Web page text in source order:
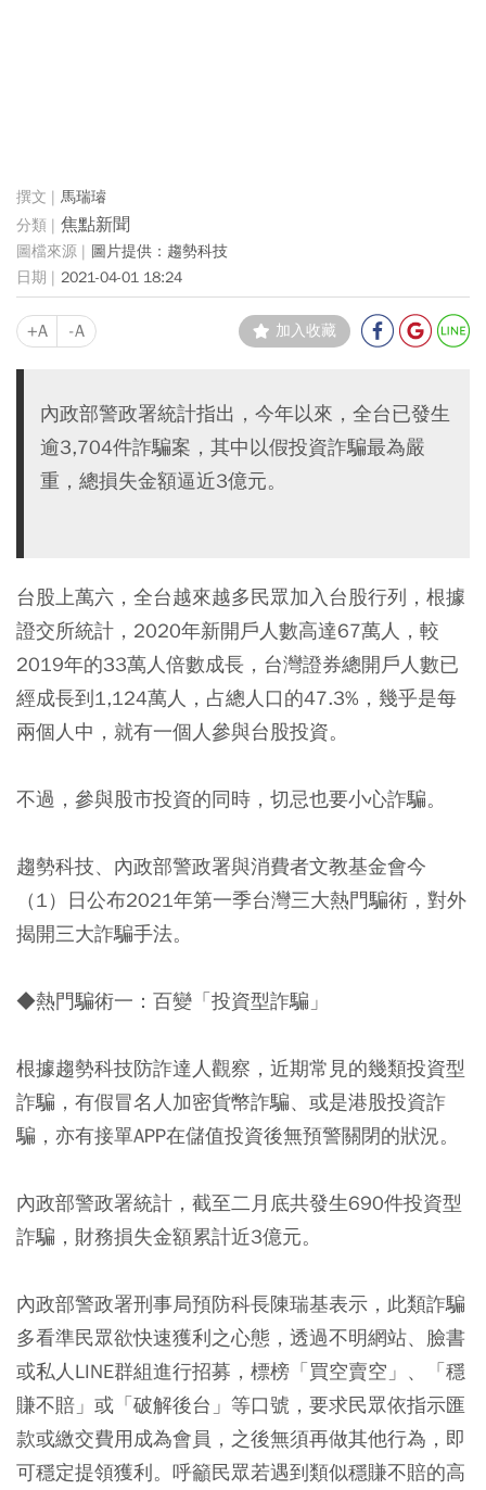
馬瑞璿
焦點新聞
圖片提供：趨勢科技
2021-04-01 18:24
+A -A 加入收藏
內政部警政署統計指出，今年以來，全台已發生
逾3,704件詐騙案，其中以假投資詐騙最為嚴
重，總損失金額逼近3億元。
台股上萬六，全台越來越多民眾加入台股行列，根據
證交所統計，2020年新開戶人數高達67萬人，較
2019年的33萬人倍數成長，台灣證券總開戶人數已
經成長到1,124萬人，占總人口的47.3%，幾乎是每
兩個人中，就有一個人參與台股投資。
不過，參與股市投資的同時，切忌也要小心詐騙。
趨勢科技、內政部警政署與消費者文教基金會今
（1）日公布2021年第一季台灣三大熱門騙術，對外
揭開三大詐騙手法。
◆熱門騙術一：百變「投資型詐騙」
根據趨勢科技防詐達人觀察，近期常見的幾類投資型
詐騙，有假冒名人加密貨幣詐騙、或是港股投資詐
騙，亦有接單APP在儲值投資後無預警關閉的狀況。
內政部警政署統計，截至二月底共發生690件投資型
詐騙，財務損失金額累計近3億元。
內政部警政署刑事局預防科長陳瑞基表示，此類詐騙
多看準民眾欲快速獲利之心態，透過不明網站、臉書
或私人LINE群組進行招募，標榜「買空賣空」、「穩
賺不賠」或「破解後台」等口號，要求民眾依指示匯
款或繳交費用成為會員，之後無須再做其他行為，即
可穩定提領獲利。呼籲民眾若遇到類似穩賺不賠的高